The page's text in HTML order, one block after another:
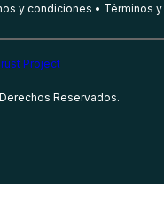
y condiciones Términos
Reservados.